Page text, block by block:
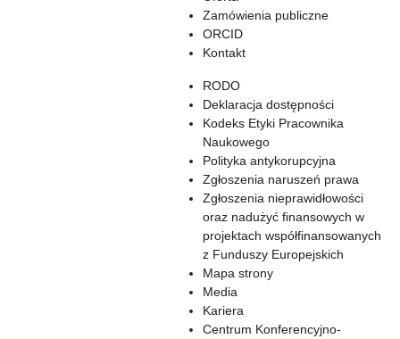
Zamówienia publiczne
ORCID
Kontakt
RODO
Deklaracja dostępności
Kodeks Etyki Pracownika
Naukowego
Polityka antykorupcyjna
Zgłoszenia naruszeń prawa
Zgłoszenia nieprawidłowości
oraz nadużyć finansowych w
projektach współfinansowanych
z Funduszy Europejskich
Mapa strony
Media
Kariera
Centrum Konferencyjno-